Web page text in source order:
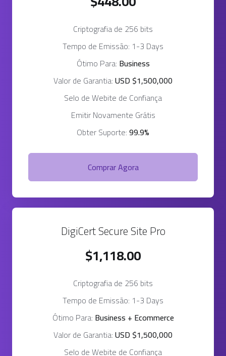
Criptografia de 256 bits
Tempo de Emissão: 1-3 Days
Ótimo Para: Business
Valor de Garantia:USD $1,500,000
Selo de Webite de Confiança
Emitir Novamente Grátis
Obter Suporte:99.9%
Comprar Agora
DigiCert Secure Site Pro
$1,118.00
Criptografia de 256 bits
Tempo de Emissão: 1-3 Days
Ótimo Para: Business + Ecommerce
Valor de Garantia:USD $1,500,000
Selo de Webite de Confiança